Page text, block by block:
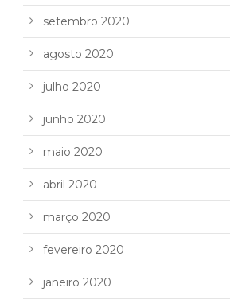
setembro 2020
agosto 2020
julho 2020
junho 2020
maio 2020
abril 2020
março 2020
fevereiro 2020
janeiro 2020